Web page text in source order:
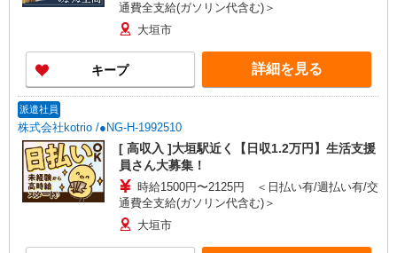
通費全支給(ガソリン代含む)＞
大垣市
キープ 詳細を見る
派遣社員
株式会社kotrio /●NG-H-1992510
[ 高収入 ]大垣駅近く【日収1.2万円】生活支援
員さん大募集！
時給1500円〜2125円 ＜日払い有/週払い有/交
通費全支給(ガソリン代含む)＞
大垣市